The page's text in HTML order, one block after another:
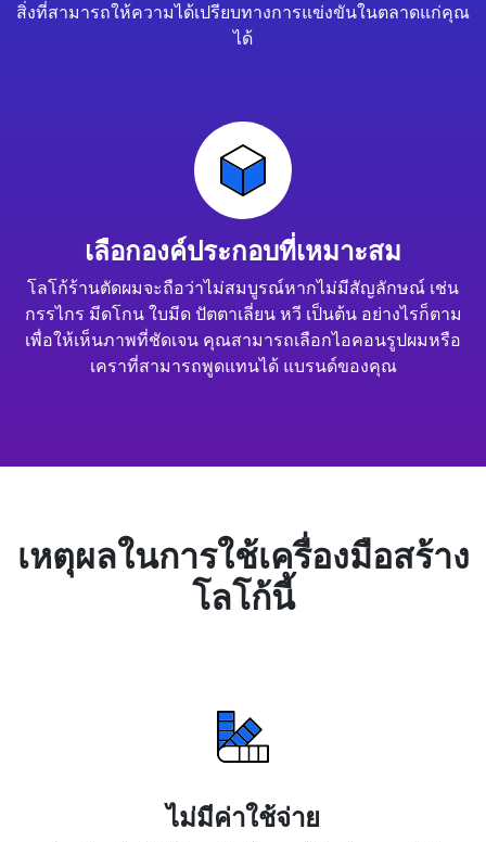
สิ่งที่สามารถให้ความได้เปรียบทางการแข่งขันในตลาดแก่คุณ
ได้
เลือกองค์ประกอบที่เหมาะสม
โลโก้ร้านตัดผมจะถือว่าไม่สมบูรณ์หากไม่มีสัญลักษณ์ เช่น
กรรไกร มีดโกน ใบมีด ปัตตาเลี่ยน หวี เป็นต้น อย่างไรก็ตาม
เพื่อให้เห็นภาพที่ชัดเจน คุณสามารถเลือกไอคอนรูปผมหรือ
เคราที่สามารถพูดแทนได้ แบรนด์ของคุณ
เหตุผลในการใช้เครื่องมือสร้าง
โลโก้นี้
ไม่มีค่าใช้จ่าย